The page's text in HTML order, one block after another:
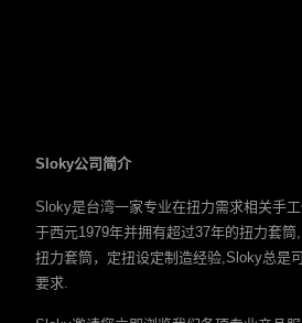
Sloky公司简介
Sloky是台湾一家专业在扭力需求相关手
于西元1979年并拥有超过37年的扭力套筒
扭力套筒，定扭设定制造经验,Sloky总是
要求.